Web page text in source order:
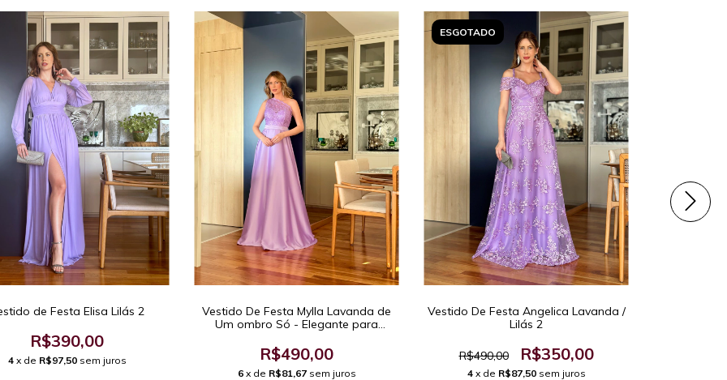
de Festa Elisa Lilás 2
R$390,00
4 x de R$97,50 sem juros
Vestido De Festa Mylla Lavanda de
Um ombro Só - Elegante para
Formais Sofisticados.
R$490,00
6 x de R$81,67 sem juros
ESGOTADO
Vestido De Festa Angelica Lavanda /
Lilás 2
R$490,00 R$350,00
4 x de R$87,50 sem juros